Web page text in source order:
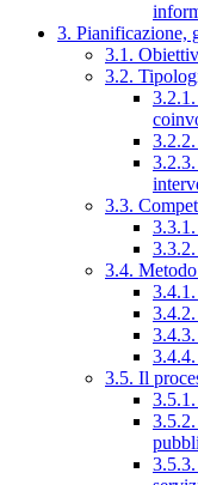
3. Pianificazione,
3.1.
3.2.
3.3.
3.4.
3.5. Il